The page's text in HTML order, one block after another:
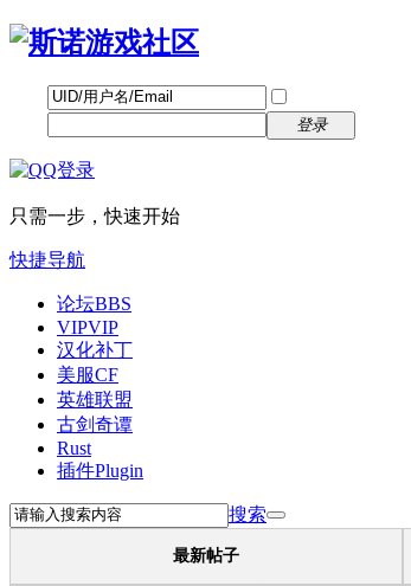
登录
只需一步，快速开始
快捷导航
论坛BBS
VIPVIP
汉化补丁
美服CF
英雄联盟
古剑奇谭
Rust
插件Plugin
搜索
最新帖子